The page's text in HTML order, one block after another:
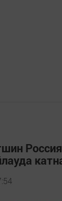
Россия